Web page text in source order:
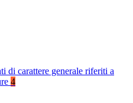
di carattere generale riferiti a
4